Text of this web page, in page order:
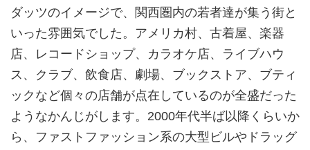
ダッツのイメージで、関西圏内の若者達が集う街と
いった雰囲気でした。アメリカ村、古着屋、楽器
店、レコードショップ、カラオケ店、ライブハウ
ス、クラブ、飲食店、劇場、ブックストア、ブティ
ックなど個々の店舗が点在しているのが全盛だった
ようなかんじがします。2000年代半ば以降くらいか
ら、ファストファッション系の大型ビルやドラッグ